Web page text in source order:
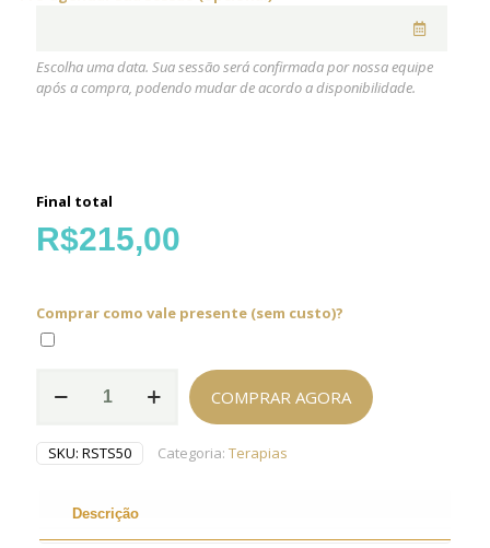
Escolha uma data. Sua sessão será confirmada por nossa equipe
após a compra, podendo mudar de acordo a disponibilidade.
Final total
R$215,00
Comprar como vale presente (sem custo)?
Shiatsu
1h
quantidade
COMPRAR AGORA
SKU: RSTS50 Categoria: Terapias
Descrição